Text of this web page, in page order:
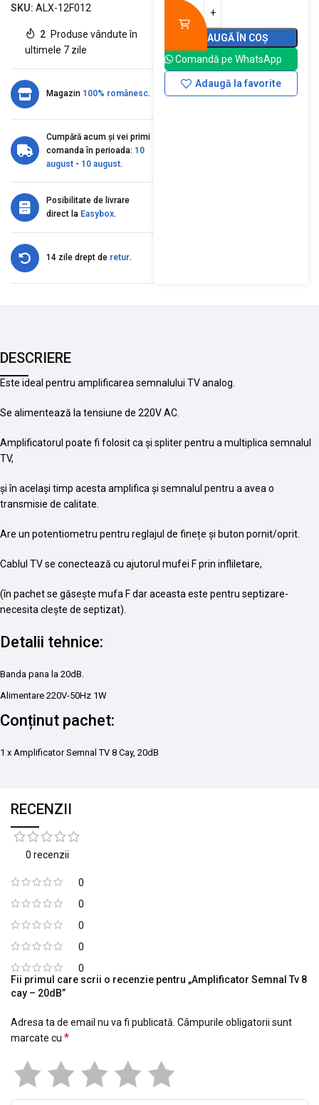
SKU: ALX-12F012
2 Produse vândute în
ultimele 7 zile
Magazin 100% românesc.
Cumpără acum și vei primi
comanda în perioada: 10
august - 10 august.
Posibilitate de livrare
direct la Easybox.
14 zile drept de retur.
ADAUGĂ ÎN COȘ
Comandă pe WhatsApp
Adaugă la favorite
DESCRIERE
Este ideal pentru amplificarea semnalului TV analog.
Se alimentează la tensiune de 220V AC.
Amplificatorul poate fi folosit ca și spliter pentru a multiplica semnalul
TV,
și în același timp acesta amplifica și semnalul pentru a avea o
transmisie de calitate.
Are un potentiometru pentru reglajul de finețe și buton pornit/oprit.
Cablul TV se conectează cu ajutorul mufei F prin infliletare,
(în pachet se găsește mufa F dar aceasta este pentru septizare-
necesita clește de septizat).
Detalii tehnice:
Banda pana la 20dB.
Alimentare 220V-50Hz 1W
Conținut pachet:
1 x Amplificator Semnal TV 8 Cay, 20dB
RECENZII
0 recenzii
0
0
0
0
0
Fii primul care scrii o recenzie pentru „Amplificator Semnal Tv 8
cay – 20dB”
Adresa ta de email nu va fi publicată. Câmpurile obligatorii sunt
marcate cu *